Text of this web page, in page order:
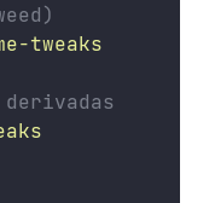
tweaks